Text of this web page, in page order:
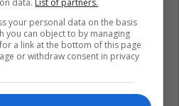
0 310
Esta modelo
de tener un
data. List of partners.
your personal data on the basis
you can object to by managing
a link at the bottom of this page
or withdraw consent in privacy